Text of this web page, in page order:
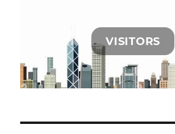
VISITORS